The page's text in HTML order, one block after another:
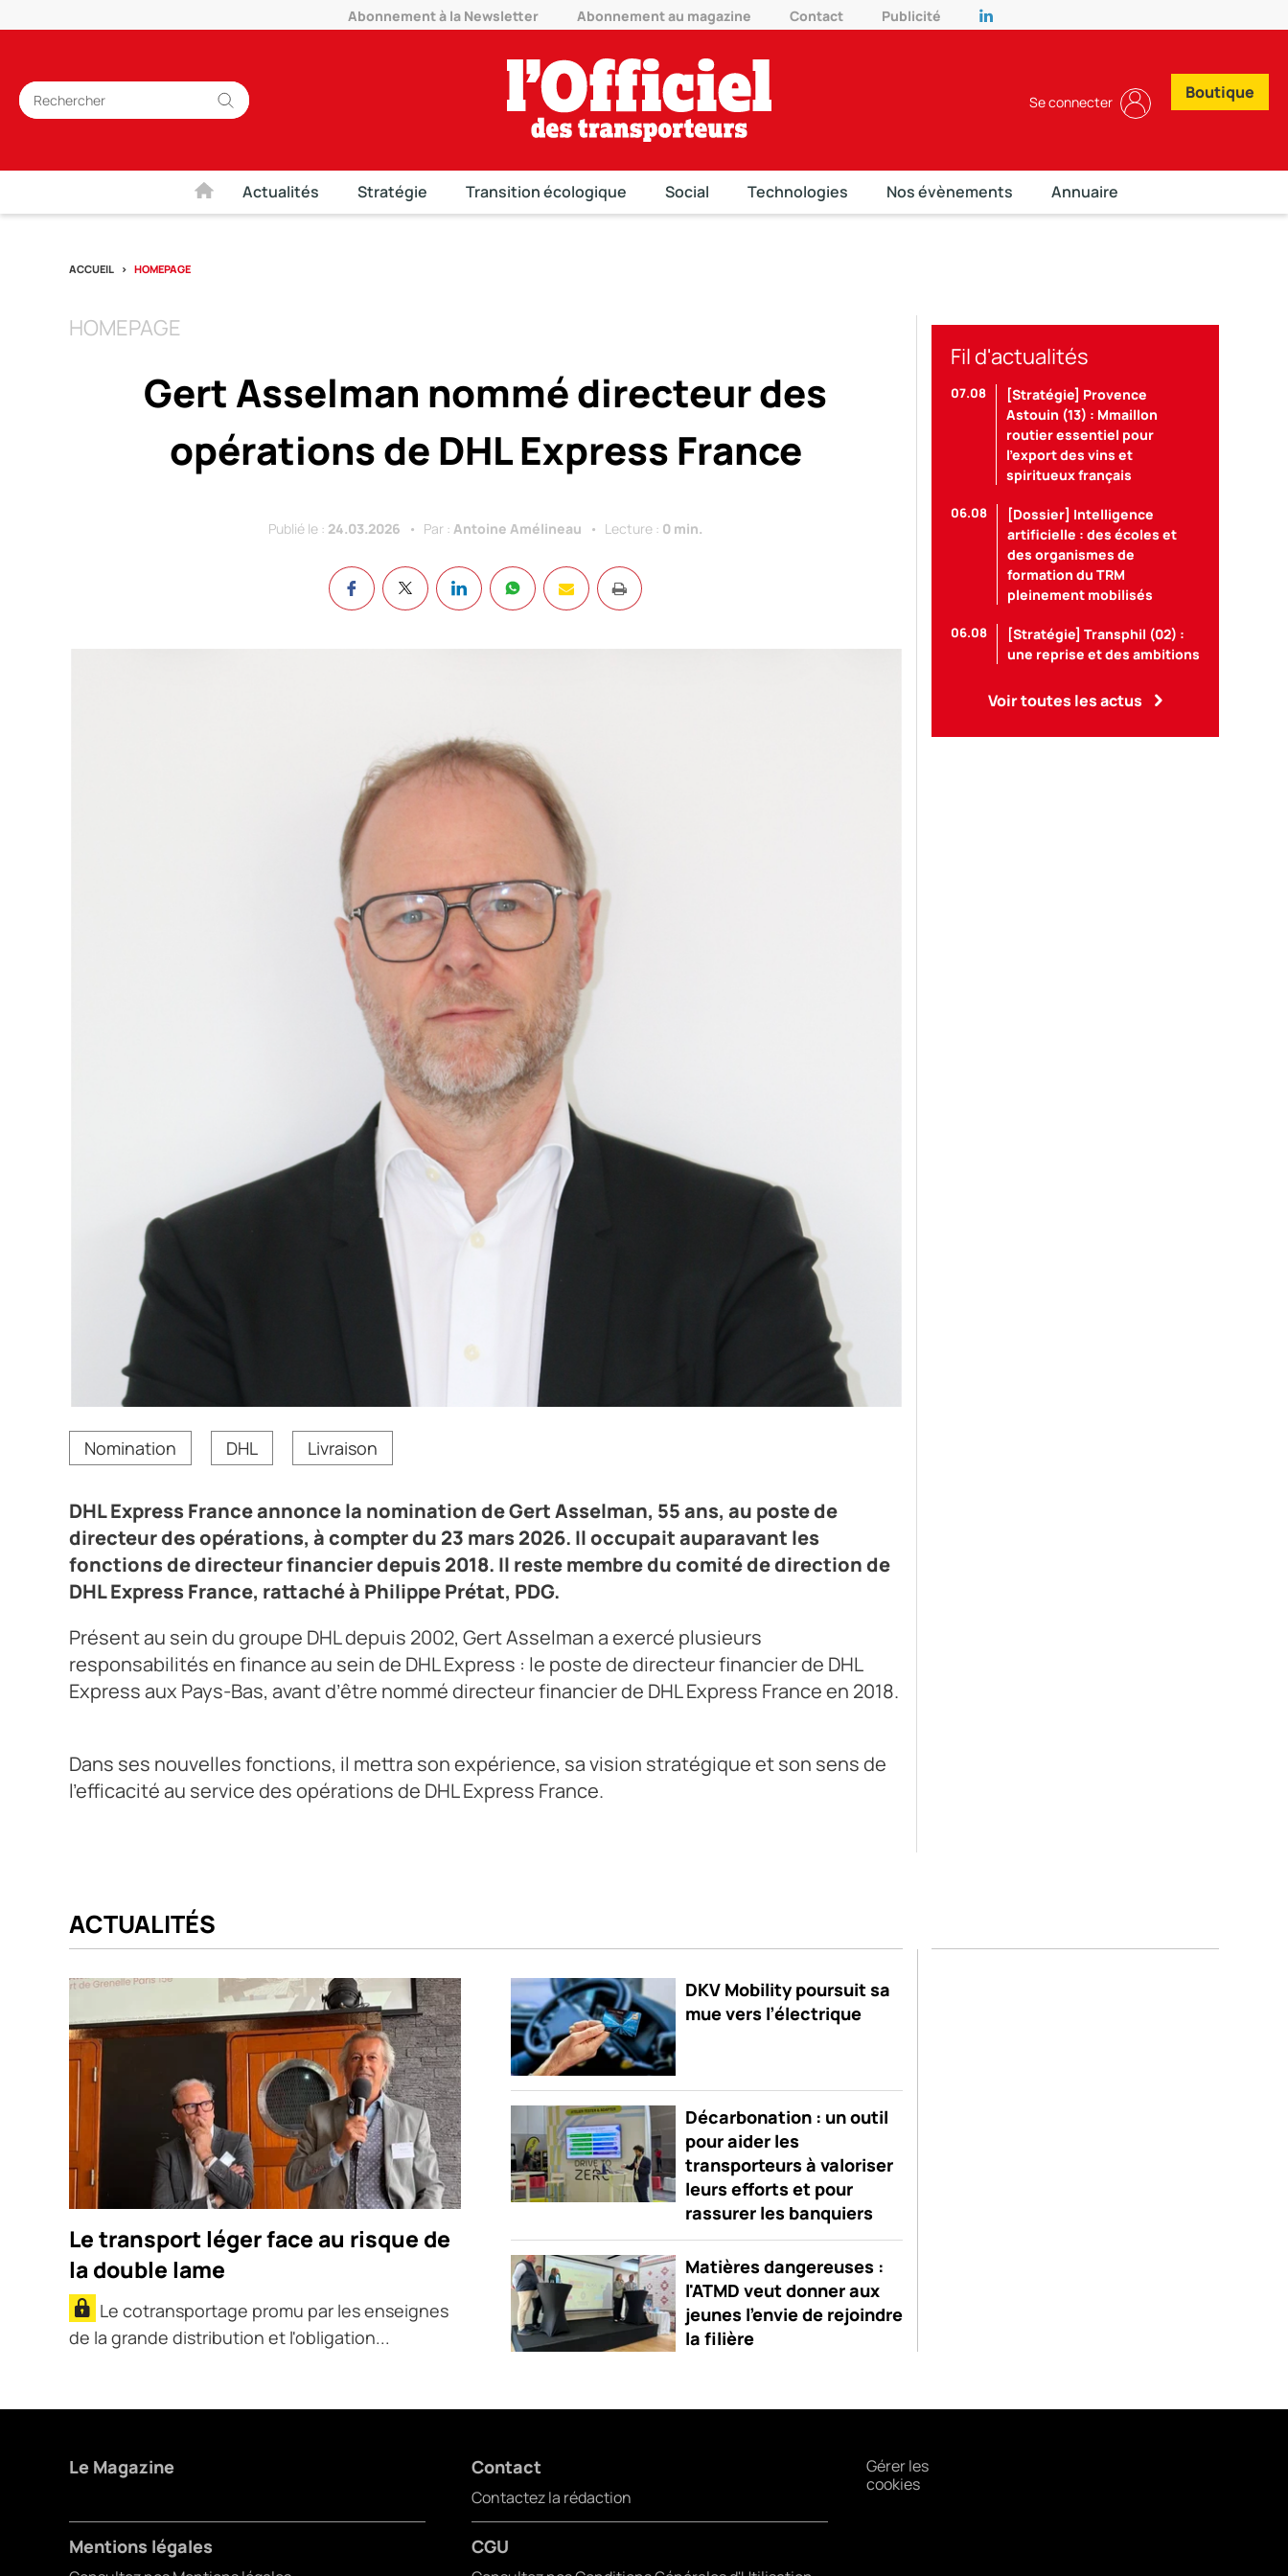
Abonnement à la Newsletter Abonnement au magazine Contact Publicité
Se connecter Boutique
Actualités Stratégie Transition écologique Social Technologies Nos évènements Annuaire
ACCUEIL HOMEPAGE
HOMEPAGE
Gert Asselman nommé directeur des
opérations de DHL Express France
Publié le : 24.03.2026 Par : Antoine Amélineau Lecture : 0 min.
Gert Asselman nommé directeur des opérations de DHL Express France
Crédit photo DHL
Nomination DHL Livraison
DHL Express France annonce la nomination de Gert Asselman, 55 ans, au poste de
directeur des opérations, à compter du 23 mars 2026. Il occupait auparavant les
fonctions de directeur financier depuis 2018. Il reste membre du comité de direction de
DHL Express France, rattaché à Philippe Prétat, PDG.
Présent au sein du groupe DHL depuis 2002, Gert Asselman a exercé plusieurs
responsabilités en finance au sein de DHL Express : le poste de directeur financier de DHL
Express aux Pays-Bas, avant d’être nommé directeur financier de DHL Express France en 2018.
Dans ses nouvelles fonctions, il mettra son expérience, sa vision stratégique et son sens de
l’efficacité au service des opérations de DHL Express France.
Fil d'actualités
07.08
[Stratégie] Provence
Astouin (13) : Mmaillon
routier essentiel pour
l’export des vins et
spiritueux français
06.08
[Dossier] Intelligence
artificielle : des écoles et
des organismes de
formation du TRM
pleinement mobilisés
06.08
[Stratégie] Transphil (02) :
une reprise et des ambitions
Voir toutes les actus
ACTUALITÉS
Le transport léger face au risque de
la double lame
Le cotransportage promu par les enseignes
de la grande distribution et l'obligation...
DKV Mobility poursuit sa
mue vers l’électrique
Décarbonation : un outil
pour aider les
transporteurs à valoriser
leurs efforts et pour
rassurer les banquiers
Matières dangereuses :
l'ATMD veut donner aux
jeunes l'envie de rejoindre
la filière
Le Magazine Contact
Contactez la rédaction
Mentions légales CGU
Gérer les
cookies